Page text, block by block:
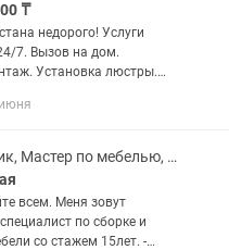
₸
недорого! Услуги
7. Вызов на дом.
Установка люстры.
выезд, установка
Мебельщик, Мастер по мебелью, сборка мебели, ремонт мебели КАЧЕСТВЕННО 101%
всем. Меня зовут
по сборке и
со стажем 15лет. -